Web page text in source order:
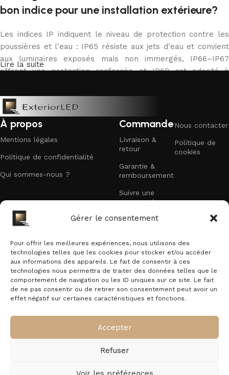
Gérer le consentement
Pour offrir les meilleures expériences, nous utilisons des
technologies telles que les cookies pour stocker et/ou accéder
aux informations des appareils. Le fait de consentir à ces
technologies nous permettra de traiter des données telles que le
comportement de navigation ou les ID uniques sur ce site. Le fait
de ne pas consentir ou de retirer son consentement peut avoir un
effet négatif sur certaines caractéristiques et fonctions.
Accepter
Refuser
bon indice pour une installation extérieure?
Les indices IP indiquent le niveau de protection contre les
poussières et l'eau : IP65 résiste aux jets d'eau et convient
aux luminaires exposés mais non immergés, IP66–IP67
offrent une protection renforcée et IP68 est adapté à
IP65 pour façades et jardinières abritées, IP67/68 pour
usages près ou dans l'eau (bords de piscine, bassins) et
vérifiez toujours la compatibilité entre l'ampoule et le
luminaire.
Comment choisir entre culots et formats
(E27, E40, PAR20–PAR38, Corn, G24,
Sélectionnez d'abord le culot compatible avec votre
luminaire (E27/E40/G24). Ensuite, adaptez le format à
ampoules Corn pour un éclairage omnidirectionnel haute
puissance, filament pour un rendu décoratif, et RGB pour
des ambiances colorées. Vérifiez dimensions et dégagement
avant d'acheter.
éclairer un jardin, une terrasse ou une
piscine?
Lire la suite
À propos
Mentions légales
Politique de confidentialité
Qui sommes-nous ?
Commande
Livraison &
retour
Garantie &
remboursement
Suivre une
commande
Nous contacter
Politique de
cookies
Recevez nos offres exclusives
promotions et offres exclusives dans votre boîte
mail.
E-mail